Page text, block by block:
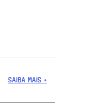
SAIBA MAIS +